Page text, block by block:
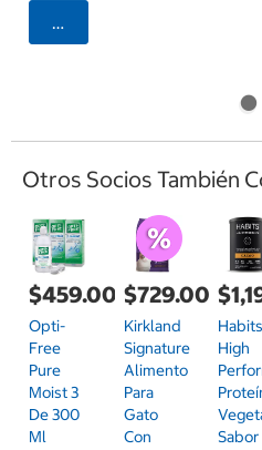
Agregar
Otros Socios También
$459.00
Opti-
Free
Pure
Moist 3
De 300
Ml
$729.00
Kirkland
Signature
Alimento
Para
Gato
Con
Habits
High
Sabor